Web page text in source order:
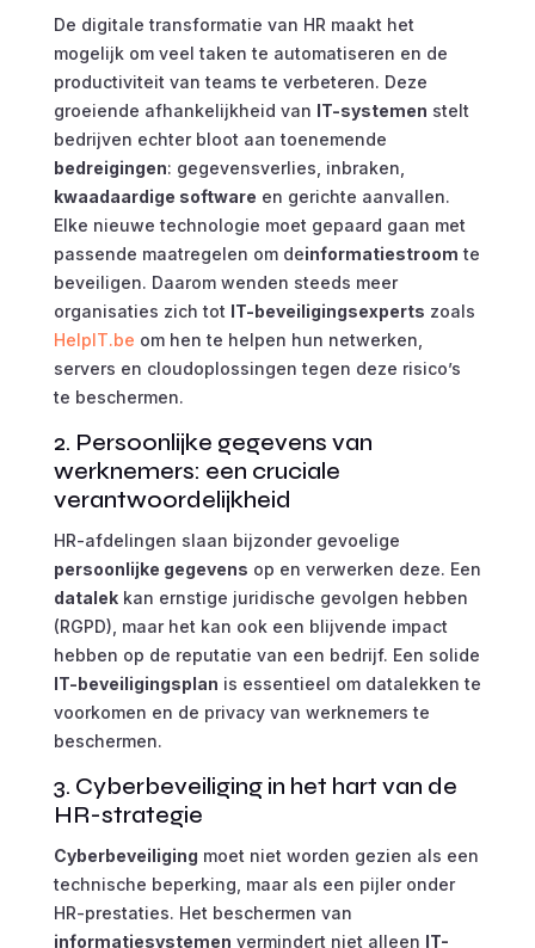
De digitale transformatie van HR maakt het
mogelijk om veel taken te automatiseren en de
productiviteit van teams te verbeteren. Deze
groeiende afhankelijkheid van IT-systemen stelt
bedrijven echter bloot aan toenemende
bedreigingen: gegevensverlies, inbraken,
kwaadaardige software en gerichte aanvallen.
Elke nieuwe technologie moet gepaard gaan met
passende maatregelen om deinformatiestroom te
beveiligen. Daarom wenden steeds meer
organisaties zich tot IT-beveiligingsexperts zoals
HelpIT.be om hen te helpen hun netwerken,
servers en cloudoplossingen tegen deze risico’s
te beschermen.
2. Persoonlijke gegevens van
werknemers: een cruciale
verantwoordelijkheid
HR-afdelingen slaan bijzonder gevoelige
persoonlijke gegevens op en verwerken deze. Een
datalekkan ernstige juridische gevolgen hebben
(RGPD), maar het kan ook een blijvende impact
hebben op de reputatie van een bedrijf. Een solide
IT-beveiligingsplan is essentieel om datalekken te
voorkomen en de privacy van werknemers te
beschermen.
3. Cyberbeveiliging in het hart van de
HR-strategie
Cyberbeveiliging moet niet worden gezien als een
technische beperking, maar als een pijler onder
HR-prestaties. Het beschermen van
informatiesystemen vermindert niet alleen IT-